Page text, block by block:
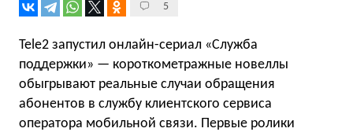
5
Tele2 запустил онлайн-сериал «Служба
поддержки» — короткометражные новеллы
обыгрывают реальные случаи обращения
абонентов в службу клиентского сервиса
оператора мобильной связи. Первые ролики